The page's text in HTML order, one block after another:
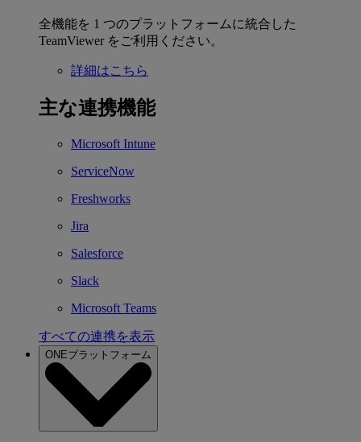
全機能を 1 つのプラットフォームに統合した
TeamViewer をご利用ください。
詳細はこちら
主な連携機能
Microsoft Intune
ServiceNow
Freshworks
Jira
Salesforce
Slack
Microsoft Teams
すべての連携を表示
ONEプラットフォーム